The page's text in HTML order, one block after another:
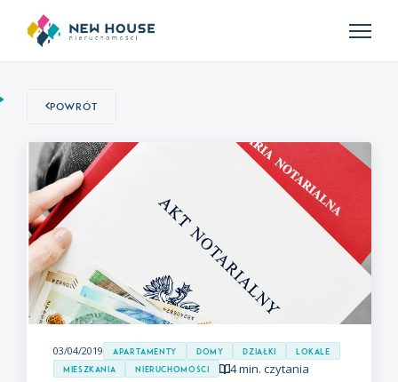
Powrót
03/04/2019 Apartamenty Domy Działki
Lokale
Mieszkania
Nieruchomości 4 min. czytania